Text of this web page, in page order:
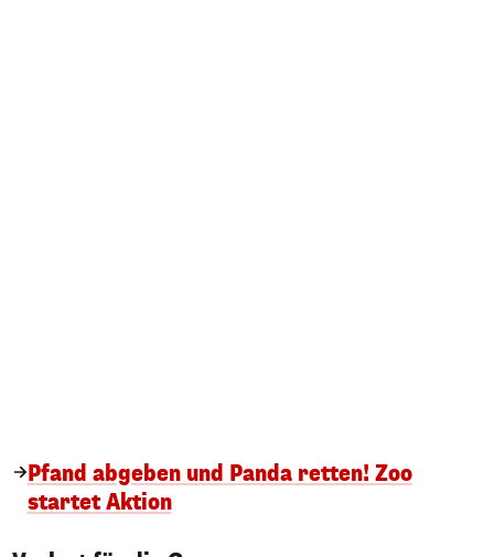
Pfand abgeben und Panda retten! Zoo
startet Aktion